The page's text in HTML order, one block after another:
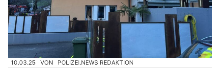
10.03.25 VON POLIZEI.NEWS REDAKTION